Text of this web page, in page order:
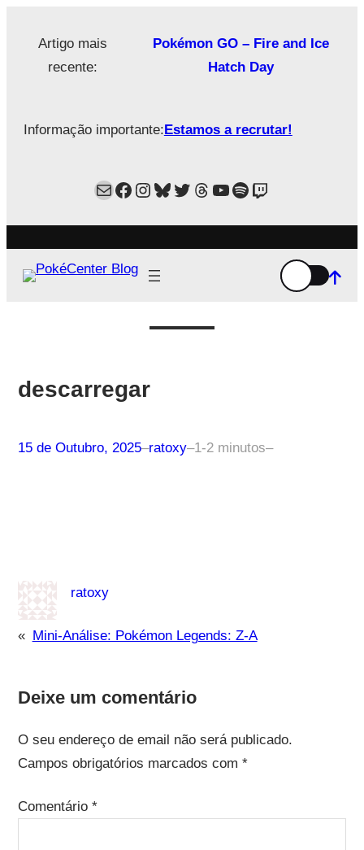
Artigo mais
recente:
Pokémon GO – Fire and Ice
Hatch Day
Informação importante:Estamos a recrutar!
MailFacebook
Instagram
Bluesky
Twitter
Estamos no Threads!
YouTube
Spotify
Twitch
descarregar
15 de Outubro, 2025–ratoxy–1-2 minutos–
ratoxy
« Mini-Análise: Pokémon Legends: Z-A
Deixe um comentário
O seu endereço de email não será publicado.
Campos obrigatórios marcados com *
Comentário *